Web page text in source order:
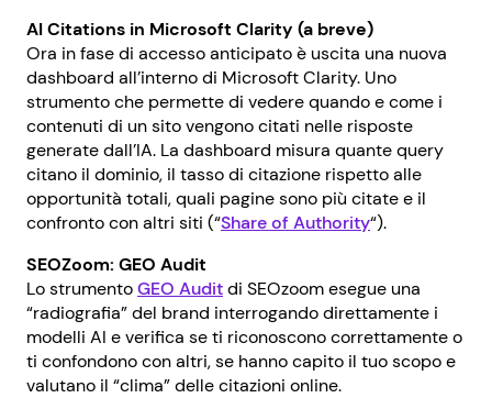
AI Citations in Microsoft Clarity (a breve)
Ora in fase di accesso anticipato è uscita una nuova
dashboard all’interno di Microsoft Clarity. Uno
strumento che permette di vedere quando e come i
contenuti di un sito vengono citati nelle risposte
generate dall’IA. La dashboard misura quante query
citano il dominio, il tasso di citazione rispetto alle
opportunità totali, quali pagine sono più citate e il
confronto con altri siti (“Share of Authority“).
SEOZoom: GEO Audit
Lo strumentoGEO Auditdi SEOzoom esegue una
“radiografia” del brand interrogando direttamente i
modelli AI e verifica se ti riconoscono correttamente o
ti confondono con altri, se hanno capito il tuo scopo e
valutano il “clima” delle citazioni online.